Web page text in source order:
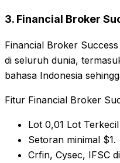
3. Financial Broker
Financial Broker
di seluruh dunia,
bahasa Indonesia
Fitur Financial Broker
Lot 0,01 Lot Terkecil
Setoran minimal $1.
Crfin, Cysec, IFSC